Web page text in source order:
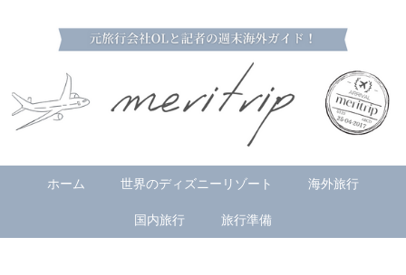
ホーム 世界のディズニーリゾート 海外旅行
国内旅行 旅行準備